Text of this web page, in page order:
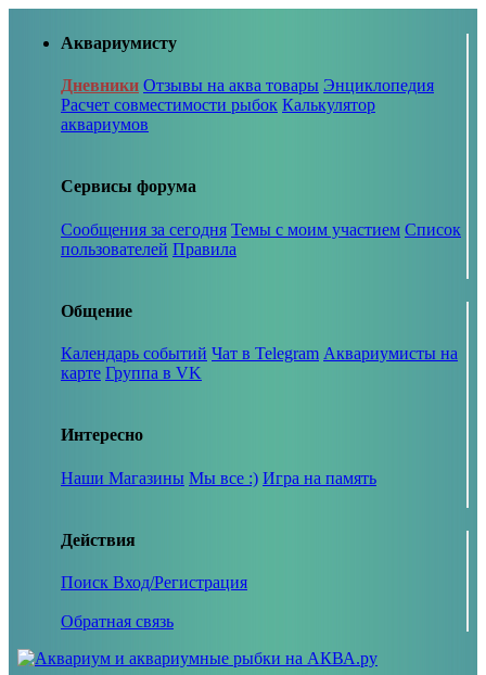
Аквариумисту
Дневники Отзывы на аква товары Энциклопедия
Расчет совместимости рыбок Калькулятор
аквариумов
Сервисы форума
Сообщения за сегодня Темы с моим участием Список
пользователей Правила
Общение
Календарь событий Чат в Telegram Аквариумисты на
карте Группа в VK
Интересно
Наши Магазины Мы все :) Игра на память
Действия
Поиск Вход/Регистрация
Обратная связь